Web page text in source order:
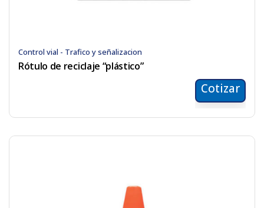
Control vial - Trafico y señalizacion
Rótulo de reciclaje “plástico”
Cotizar